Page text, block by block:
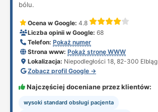
bólu.
Ocena w Google: 4.8
Liczba opinii w Google: 68
Telefon: Pokaż numer
Strona www: Pokaż stronę WWW
Lokalizacja: Niepodległości 18, 82-300 Elbląg
Zobacz profil Google →
Najczęściej doceniane przez klientów:
wysoki standard obsługi pacjenta